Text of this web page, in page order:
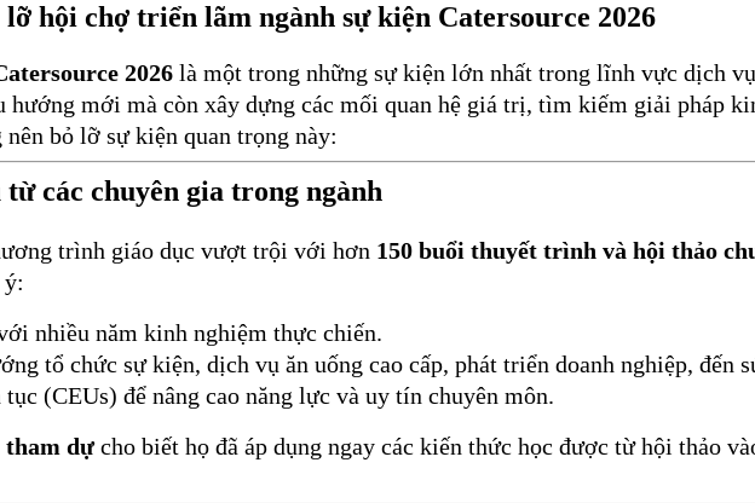
hội chợ triển lãm ngành sự kiện Catersource 2026
2026 là một trong những sự kiện lớn nhất trong lĩnh vực dịch
hướng mới mà còn xây dựng các mối quan hệ giá trị, tìm kiếm giải pháp
bỏ lỡ sự kiện quan trọng này:
từ các chuyên gia trong ngành
trình giáo dục vượt trội với hơn 150 buổi thuyết trình và hội thảo
ý:
nhiều năm kinh nghiệm thực chiến.
tổ chức sự kiện, dịch vụ ăn uống cao cấp, phát triển doanh nghiệp, đến
(CEUs) để nâng cao năng lực và uy tín chuyên môn.
tham dựcho biết họ đã áp dụng ngay các kiến thức học được từ hội thảo